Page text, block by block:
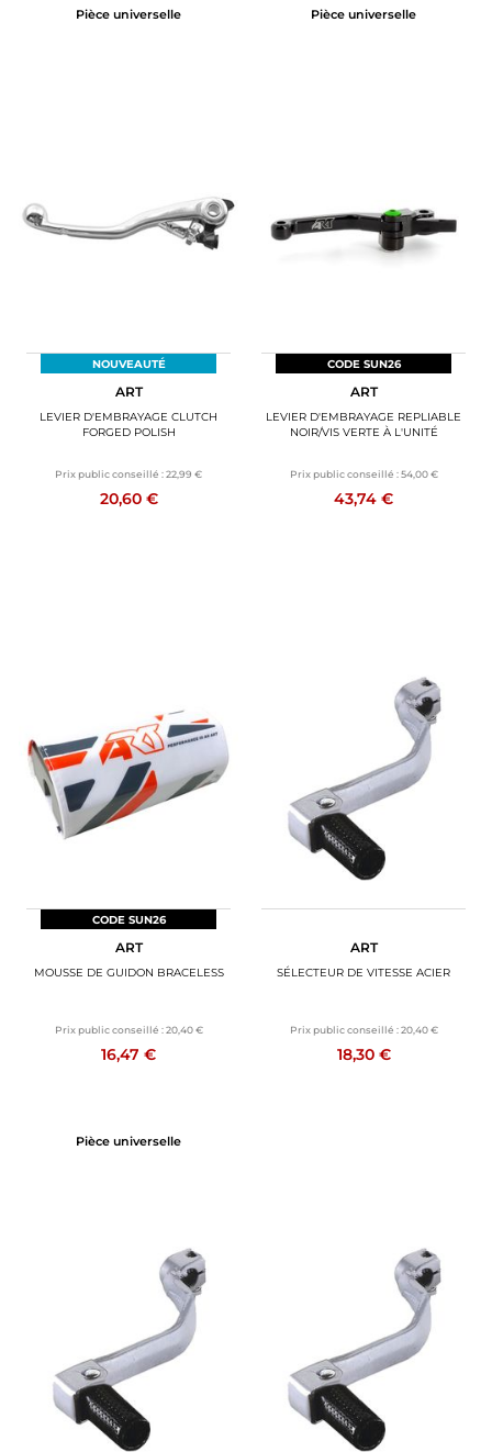
Pièce universelle Pièce universelle
NOUVEAUTÉ
ART
LEVIER D'EMBRAYAGE CLUTCH
FORGED POLISH
Prix public conseillé :22,99 €
20,60 €
CODE SUN26
ART
LEVIER D'EMBRAYAGE REPLIABLE
NOIR/VIS VERTE À L'UNITÉ
Prix public conseillé : 54,00 €
43,74 €
CODE SUN26
ART
MOUSSE DE GUIDON BRACELESS
Prix public conseillé : 20,40 €
16,47 €
Pièce universelle
ART
SÉLECTEUR DE VITESSE ACIER
Prix public conseillé : 20,40 €
18,30 €